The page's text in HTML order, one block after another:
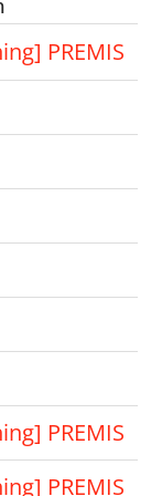
PREMIS
PREMIS
PREMIS